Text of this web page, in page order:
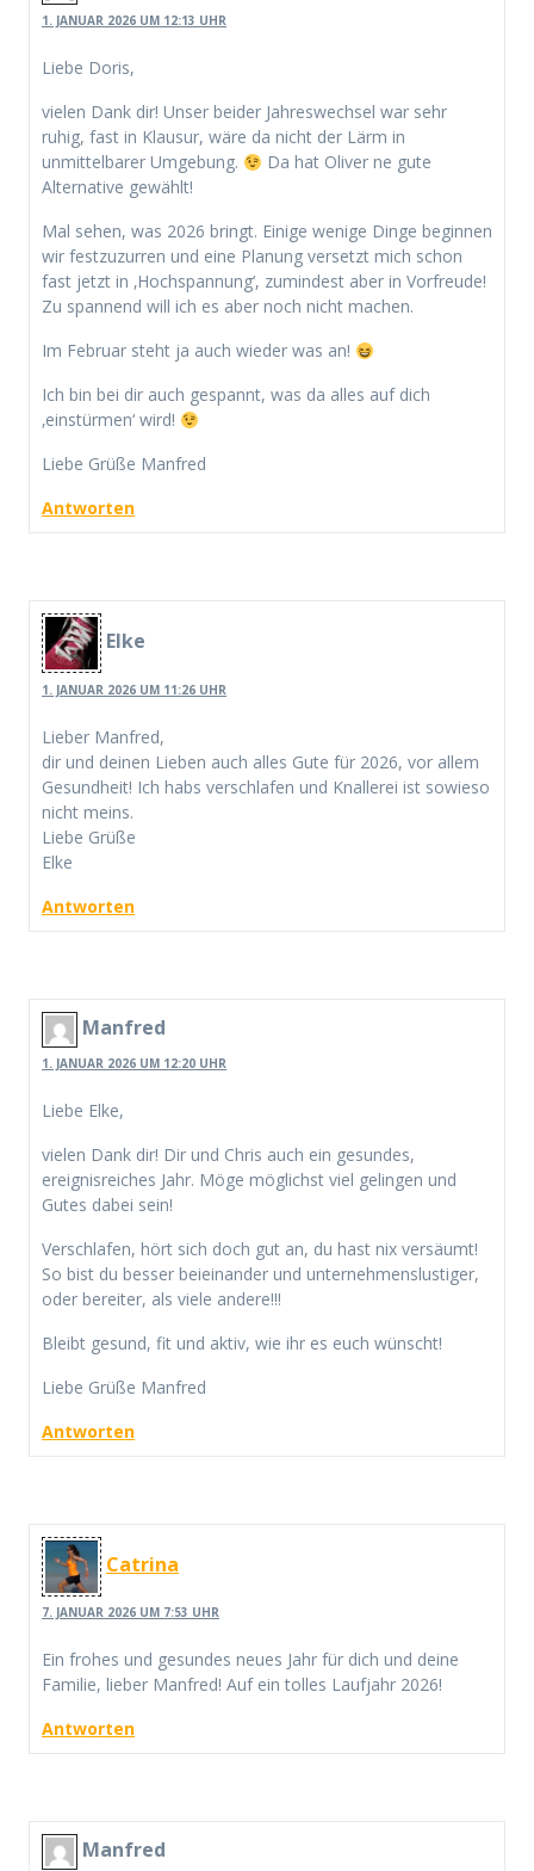
1. JANUAR 2026 UM 12:13 UHR
Liebe Doris,
vielen Dank dir! Unser beider Jahreswechsel war sehr
ruhig, fast in Klausur, wäre da nicht der Lärm in
unmittelbarer Umgebung.
Da hat Oliver ne gute
Alternative gewählt!
Mal sehen, was 2026 bringt. Einige wenige Dinge beginnen
wir festzuzurren und eine Planung versetzt mich schon
fast jetzt in ‚Hochspannung‘, zumindest aber in Vorfreude!
Zu spannend will ich es aber noch nicht machen.
Im Februar steht ja auch wieder was an!
Ich bin bei dir auch gespannt, was da alles auf dich
‚einstürmen‘ wird!
Liebe Grüße Manfred
Antworten
Elke
1. JANUAR 2026 UM 11:26 UHR
Lieber Manfred,
dir und deinen Lieben auch alles Gute für 2026, vor allem
Gesundheit! Ich habs verschlafen und Knallerei ist sowieso
nicht meins.
Liebe Grüße
Elke
Antworten
Manfred
1. JANUAR 2026 UM 12:20 UHR
Liebe Elke,
vielen Dank dir! Dir und Chris auch ein gesundes,
ereignisreiches Jahr. Möge möglichst viel gelingen und
Gutes dabei sein!
Verschlafen, hört sich doch gut an, du hast nix versäumt!
So bist du besser beieinander und unternehmenslustiger,
oder bereiter, als viele andere!!!
Bleibt gesund, fit und aktiv, wie ihr es euch wünscht!
Liebe Grüße Manfred
Antworten
Catrina
7. JANUAR 2026 UM 7:53 UHR
Ein frohes und gesundes neues Jahr für dich und deine
Familie, lieber Manfred! Auf ein tolles Laufjahr 2026!
Antworten
Manfred